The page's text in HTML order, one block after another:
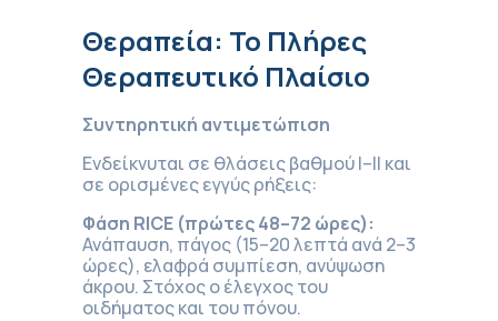
Θεραπεία: Το Πλήρες
Θεραπευτικό Πλαίσιο
Συντηρητική αντιμετώπιση
Ενδείκνυται σε θλάσεις βαθμού Ι–ΙΙ και
σε ορισμένες εγγύς ρήξεις:
Φάση RICE (πρώτες 48–72 ώρες):
Ανάπαυση, πάγος (15–20 λεπτά ανά 2–3
ώρες), ελαφρά συμπίεση, ανύψωση
άκρου. Στόχος ο έλεγχος του
οιδήματος και του πόνου.